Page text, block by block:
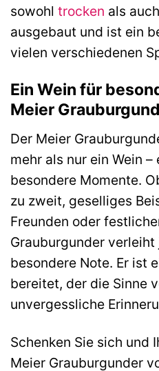
sowohl trocken als auch
ausgebaut und ist ein
vielen verschiedenen
Ein Wein für
Meier
Der Meier
mehr als nur ein Wein
besondere Momente.
zu zweit, geselliges
Freunden oder
Grauburgunder
besondere Note. Er ist
bereitet, der die Sinne
unvergessliche
Schenken Sie sich und
Meier Grauburgunder